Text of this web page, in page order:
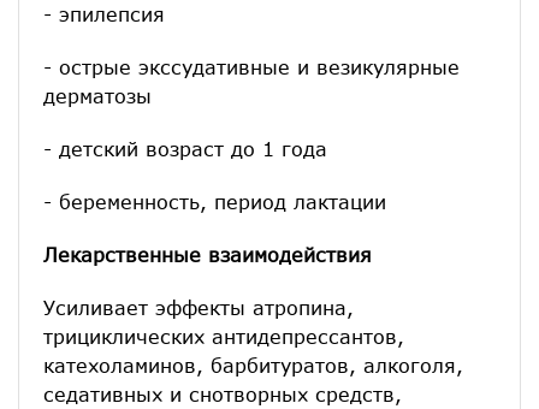
- эпилепсия
- острые экссудативные и везикулярные
дерматозы
- детский возраст до 1 года
- беременность, период лактации
Лекарственные взаимодействия
Усиливает эффекты атропина,
трициклических антидепрессантов,
катехоламинов, барбитуратов, алкоголя,
седативных и снотворных средств,